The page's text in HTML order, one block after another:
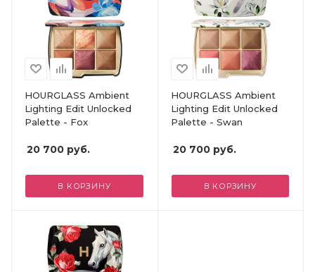
HOURGLASS Ambient
Lighting Edit Unlocked
Palette - Fox
20 700 руб.
В КОРЗИНУ
HOURGLASS Ambient
Lighting Edit Unlocked
Palette - Swan
20 700руб.
В КОРЗИНУ